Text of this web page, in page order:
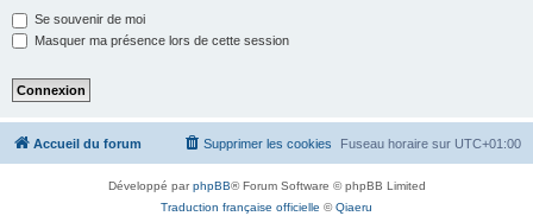
Se souvenir de moi
Masquer ma présence lors de cette session
Accueil du forum Fuseau horaire sur UTC+01:00
Supprimer les cookies
Développé parphpBB® Forum Software © phpBB Limited
Traduction française officielle ©Qiaeru